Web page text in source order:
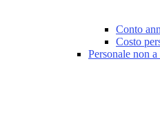
Conto
Costo
Personale non